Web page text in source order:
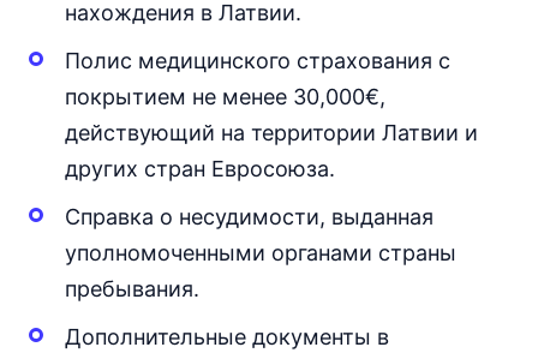
нахождения в Латвии.
Полис медицинского страхования с
покрытием не менее 30,000€,
действующий на территории Латвии и
других стран Евросоюза.
Справка о несудимости, выданная
уполномоченными органами страны
пребывания.
Дополнительные документы в